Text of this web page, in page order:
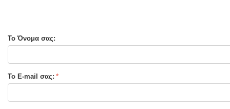
Το Όνομα σας:
Το E-mail σας: